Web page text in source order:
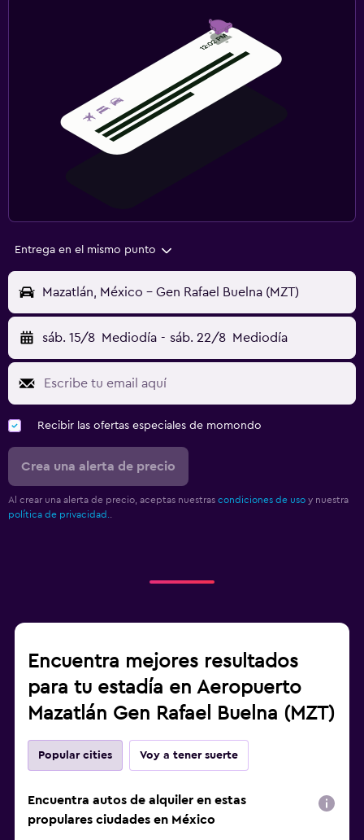
Entrega en el mismo punto
Mazatlán, México - Gen Rafael Buelna (MZT)
sáb. 15/8 Mediodía - sáb. 22/8 Mediodía
Recibir las ofertas especiales de momondo
Crea una alerta de precio
Al crear una alerta de precio, aceptas nuestras condiciones de uso y nuestra
política de privacidad..
Encuentra mejores resultados
para tu estadía en Aeropuerto
Mazatlán Gen Rafael Buelna (MZT)
Popular cities Voy a tener suerte
Encuentra autos de alquiler en estas
propulares ciudades en México